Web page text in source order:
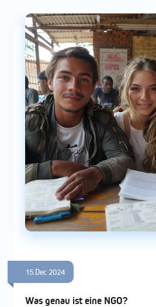
15.Dec 2024
Was genau ist eine NGO?